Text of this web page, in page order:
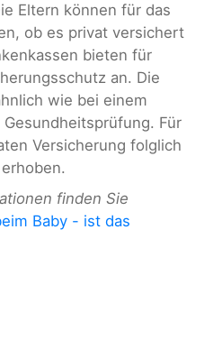
Eltern können für das
ob es privat versichert
bieten für
an. Die
wie bei einem
Für
Versicherung folglich
finden Sie
Baby - ist das